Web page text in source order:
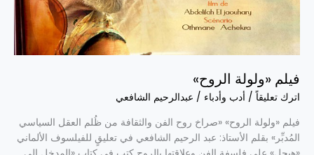
فيلم «ولولة الروح»
اترك تعليقاً / أدب وأدباء / عبدالرحيم الشافعي
فيلم «ولولة الروح» «صراخ روح الفن والثقافة من ظُلم العقل السياسي
المُدبِّر» بقلم الأستاذ: عبد الرحيم الشافعي في تعليقٍ للفيلسوف الألماني